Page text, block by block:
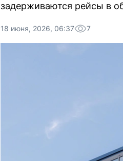
задерживаются рейсы в
18 июня, 2026, 06:37 7